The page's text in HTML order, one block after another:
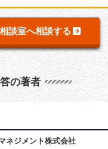
談室へ相談する
の著者
ネジメント株式会社